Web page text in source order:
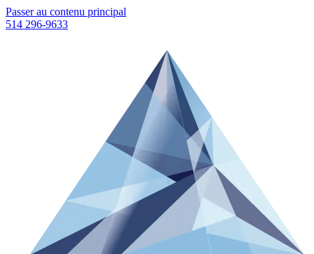
Passer au contenu principal
514 296-9633